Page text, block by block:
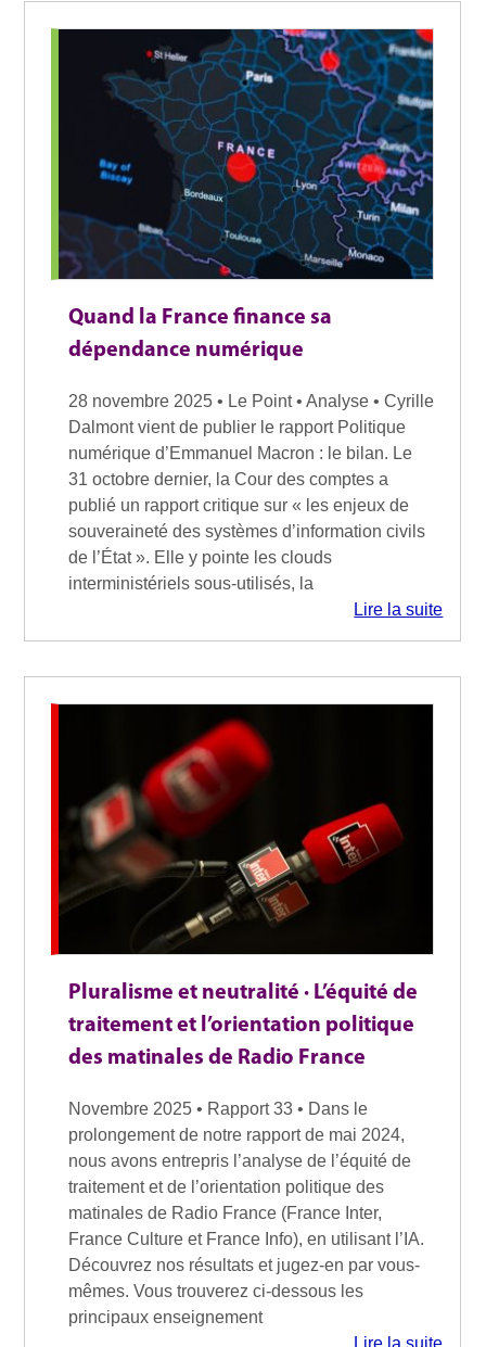
Quand la France finance sa
dépendance numérique
28 novembre 2025 • Le Point • Analyse • Cyrille
Dalmont vient de publier le rapport Politique
numérique d’Emmanuel Macron : le bilan. Le
31 octobre dernier, la Cour des comptes a
publié un rapport critique sur « les enjeux de
souveraineté des systèmes d’information civils
de l’État ». Elle y pointe les clouds
interministériels sous-utilisés, la
Lire la suite
Pluralisme et neutralité · L’équité de
traitement et l’orientation politique
des matinales de Radio France
Novembre 2025 • Rapport 33 • Dans le
prolongement de notre rapport de mai 2024,
nous avons entrepris l’analyse de l’équité de
traitement et de l’orientation politique des
matinales de Radio France (France Inter,
France Culture et France Info), en utilisant l’IA.
Découvrez nos résultats et jugez-en par vous-
mêmes. Vous trouverez ci-dessous les
principaux enseignement
Lire la suite